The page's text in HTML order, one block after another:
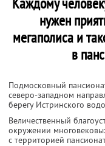
нужен
мегаполиса и
в
Подмосковный
северо-западном
берегу Истринского
Величественный
окружении
с территорией